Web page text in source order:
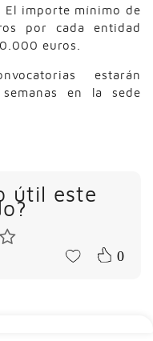
importe mínimo de
por cada entidad
euros.
estarán
en la sede
útil este
0